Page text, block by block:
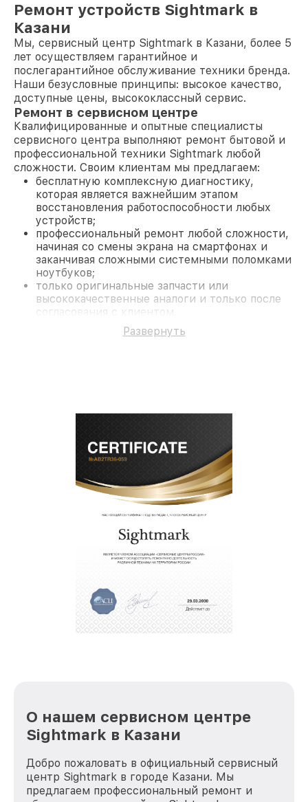
Ремонт устройств Sightmark в
Казани
Мы, сервисный центр Sightmark в Казани, более 5
лет осуществляем гарантийное и
послегарантийное обслуживание техники бренда.
Наши безусловные принципы: высокое качество,
доступные цены, высококлассный сервис.
Ремонт в сервисном центре
Квалифицированные и опытные специалисты
сервисного центра выполняют ремонт бытовой и
профессиональной техники Sightmark любой
сложности. Своим клиентам мы предлагаем:
бесплатную комплексную диагностику,
которая является важнейшим этапом
восстановления работоспособности любых
устройств;
профессиональный ремонт любой сложности,
начиная со смены экрана на смартфонах и
заканчивая сложными системными поломками
ноутбуков;
только оригинальные запчасти или
высококачественные аналоги и только после
согласования с клиентом.
На все работы и замененные комплектующие
предоставляется длительная гарантия. В случае
современное оборудование и
лицензированное ПО в ремонтно-
диагностических мастерских;
собственный склад комплектующих, что
позволяет сократить сроки
восстановительных работ;
услуги курьера для владельцев
крупногабаритной техники, которые
обеспечат доставку устройств в сервис в
полной сохранности и бесплатно.
положительные отзывы и обрели отличную
репутацию. Мы постоянно совершенствуемся и
Развернуть
О нашем сервисном центре
Sightmark в Казани
Добро пожаловать в официальный сервисный
центр Sightmark в городе Казани. Мы
предлагаем профессиональный ремонт и